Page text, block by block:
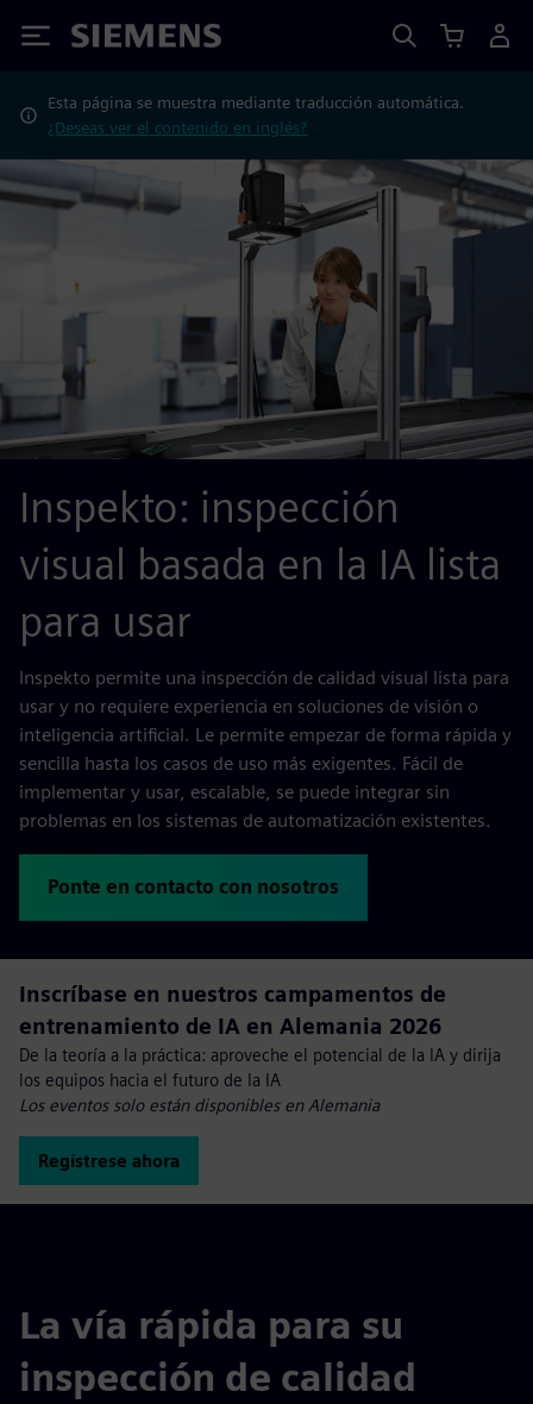
Siemens
Esta página se muestra mediante traducción automática.
¿Deseas ver el contenido en inglés?
Inspekto: inspección
visual basada en la IA lista
para usar
Inspekto permite una inspección de calidad visual lista para
usar y no requiere experiencia en soluciones de visión o
inteligencia artificial. Le permite empezar de forma rápida y
sencilla hasta los casos de uso más exigentes. Fácil de
implementar y usar, escalable, se puede integrar sin
problemas en los sistemas de automatización existentes.
Ponte en contacto con nosotros
Inscríbase en nuestros campamentos de
entrenamiento de IA en Alemania 2026
De la teoría a la práctica: aproveche el potencial de la IA y dirija
los equipos hacia el futuro de la IA
Los eventos solo están disponibles en Alemania
Regístrese ahora
La vía rápida para su
inspección de calidad